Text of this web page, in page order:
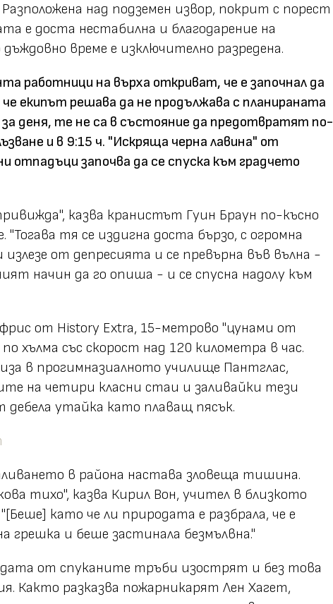
над подземен извор, покрит с порест
е доста нестабилна и благодарение на
време е изключително разредена.
работници на върха откриват, че е започнал да
че екипът решава да не продължава с планираната
за деня, те не са в състояние да предотвратят по-
и в 9:15 ч. "Искряща черна лавина" от
отпадъци започва да се спуска към градчето
казва кранистът Гуин Браун по-късно
"Тогава тя се издигна доста бързо, с огромна
излезе от депресията и се превърна във вълна -
начин да го опиша - и се спусна надолу към
от History Extra, 15-метрово "цунами от
хълма със скорост над 120 километра в час.
в прогимназиалното училище Пантглас,
на четири класни стаи и заливайки тези
утайка като плаващ пясък.
в района настава зловеща тишина.
тихо", казва Кирил Вон, учител в близкото
като че ли природата е разбрала, че е
грешка и беше застинала безмълвна."
от спуканите тръби изострят и без това
Както разказва пожарникарят Лен Хагет,